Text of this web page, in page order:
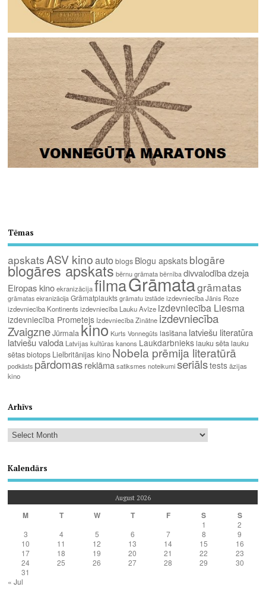
Tēmas
apskats ASV kinoauto blogs Blogu apskats blogāre
blogāres apskats bērnu grāmata bērnība divvalodībadzeja
Eiropas kino ekranizācija filmaGrāmatagrāmatas
grāmatas ekranizācija Grāmatplaukts grāmatu izstāde izdevniecība Jānis Roze
izdevniecība Kontinents izdevniecība Lauku Avīze izdevniecība Liesma
izdevniecība Prometejs Izdevniecība Zinātne izdevniecība
ZvaigzneJūrmala kino Kurts Vonnegūts lasīšana latviešu literatūra
latviešu valoda Latvijas kultūras kanons Laukdarbniekslauku sētalauku
sētas biotops Lielbritānijas kino Nobela prēmija literatūrā
podkāsts pārdomasreklāma satiksmes noteikumi seriālstests āzijas
kino
Arhīvs
Kalendārs
August 2026
M T W T F S S
1
2
3
4 5 6 7 8
9
10
11 12 13 14 15
16
17
18 19 20 21 22
23
24
25 26 27 28 29
30
31
« Jul